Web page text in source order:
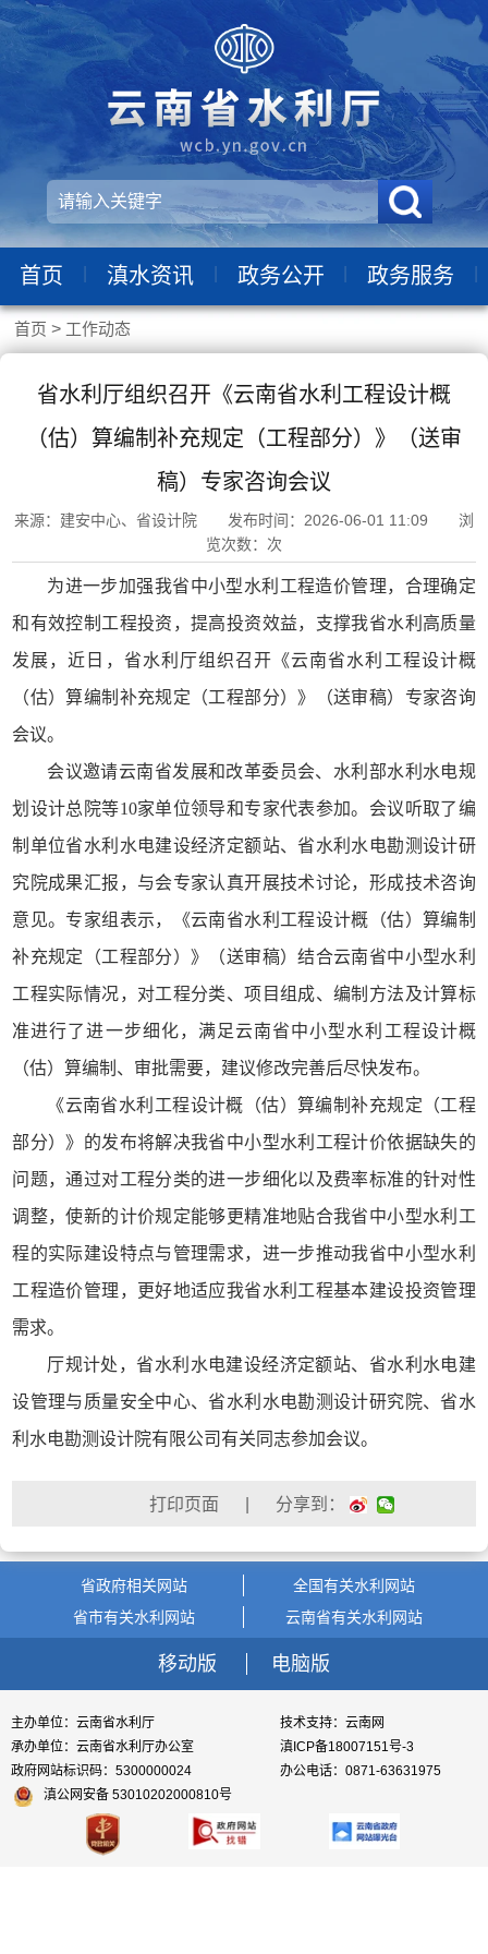
首页 滇水资讯 政务公开 政务服务
首页 > 工作动态
省水利厅组织召开《云南省水利工程设计概
（估）算编制补充规定（工程部分）》（送审
稿）专家咨询会议
来源：建安中心、省设计院 发布时间：2026-06-01 11:09 浏
览次数： 次
为进一步加强我省中小型水利工程造价管理，合理确定
和有效控制工程投资，提高投资效益，支撑我省水利高质量
发展，近日，省水利厅组织召开《云南省水利工程设计概
（估）算编制补充规定（工程部分）》（送审稿）专家咨询
会议。
会议邀请云南省发展和改革委员会、水利部水利水电规
划设计总院等10家单位领导和专家代表参加。会议听取了编
制单位省水利水电建设经济定额站、省水利水电勘测设计研
究院成果汇报，与会专家认真开展技术讨论，形成技术咨询
意见。专家组表示，《云南省水利工程设计概（估）算编制
补充规定（工程部分）》（送审稿）结合云南省中小型水利
工程实际情况，对工程分类、项目组成、编制方法及计算标
准进行了进一步细化，满足云南省中小型水利工程设计概
（估）算编制、审批需要，建议修改完善后尽快发布。
《云南省水利工程设计概（估）算编制补充规定（工程
部分）》的发布将解决我省中小型水利工程计价依据缺失的
问题，通过对工程分类的进一步细化以及费率标准的针对性
调整，使新的计价规定能够更精准地贴合我省中小型水利工
程的实际建设特点与管理需求，进一步推动我省中小型水利
工程造价管理，更好地适应我省水利工程基本建设投资管理
需求。
厅规计处，省水利水电建设经济定额站、省水利水电建
设管理与质量安全中心、省水利水电勘测设计研究院、省水
利水电勘测设计院有限公司有关同志参加会议。
| 分享到：
省政府相关网站
全国有关水利网站
省市有关水利网站
云南省有关水利网站
移动版 电脑版
主办单位：云南省水利厅
技术支持：云南网
承办单位：云南省水利厅办公室
滇ICP备18007151号-3
政府网站标识码：5300000024
办公电话：0871-63631975
滇公网安备 53010202000810号